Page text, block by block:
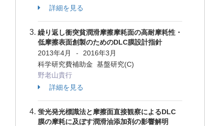
詳細を見る
繰り返し衝突貧潤滑摩擦摩耗面の高耐摩耗性・
低摩擦表面創製のためのDLC膜設計指針
2013年4月
-
2016年3月
科学研究費補助金 基盤研究(C)
野老山貴行
詳細を見る
蛍光発光標識法と摩擦面直接観察によるDLC
膜の摩耗に及ぼす潤滑油添加剤の影響解明